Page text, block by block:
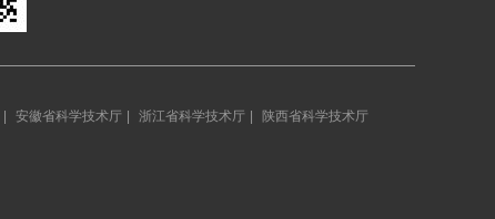
安徽省科学技术厅 浙江省科学技术厅 陕西省科学技术厅